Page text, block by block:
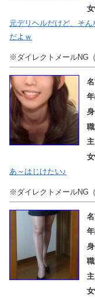
元デリヘルだけど、そ
だよｗ
※ダイレクトメールNG
あ～はじけたい♪
※ダイレクトメールNG